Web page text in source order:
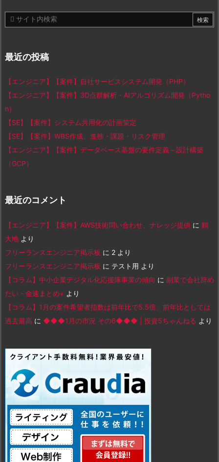
最近の投稿
【エンジニア】【案件】自社サービスシステム開発（PHP）
【エンジニア】【案件】3D点群解析・AIアルゴリズム開発（Pytho
n）
【SE】【案件】システム共用化の計画策定
【SE】【案件】WBS作成、進捗・課題・リスク管理
【エンジニア】【案件】データベース基盤の要件定義～設計構築
（GCP）
最近のコメント
【エンジニア】【案件】AWS技術問い合わせ、ナレッジ提供 に 鶴
大地 より
フリーランスエンジニア掲示板 に 2 より
フリーランスエンジニア掲示板 に テスト用 より
【コラム】中小企業デジタル化応援隊事業の傾向 に 副業で会社辞め
たい - 金速まとめ+ より
【コラム】1月の案件希望者指数は前年比で5.5倍、前年比としては
過去最高 に ◆◆◆1月の市況 その6◆◆◆ | 投資5ちゃんねる より